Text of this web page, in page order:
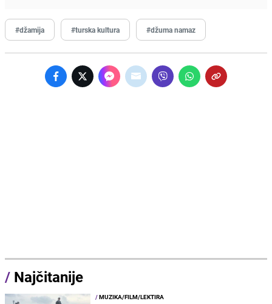
#džamija #turska kultura #džuma namaz
/ Najčitanije
/MUZIKA/FILM/LEKTIRA